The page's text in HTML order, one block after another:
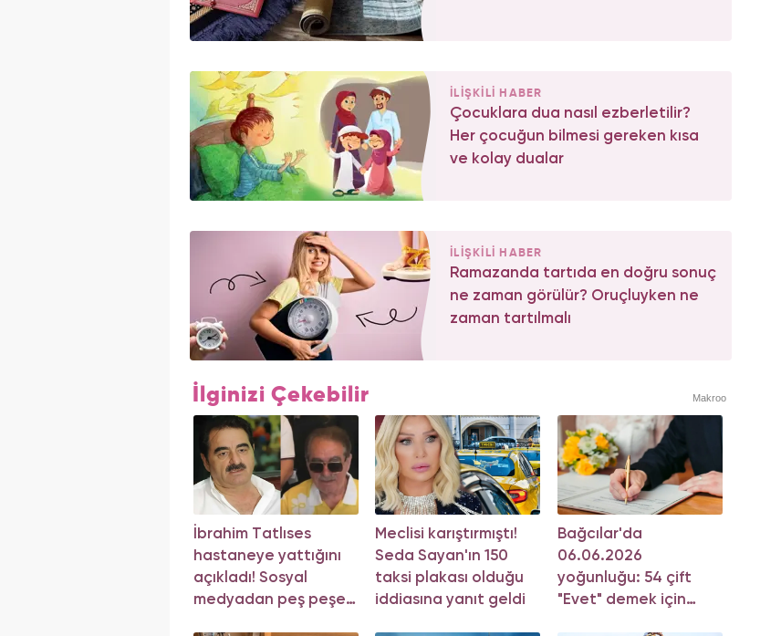
İLİŞKİLİ HABER
Çocuklara dua nasıl ezberletilir?
Her çocuğun bilmesi gereken kısa
ve kolay dualar
İLİŞKİLİ HABER
Ramazanda tartıda en doğru sonuç
ne zaman görülür? Oruçluyken ne
zaman tartılmalı
İlginizi Çekebilir Makroo
İbrahim Tatlıses
hastaneye yattığını
açıkladı! Sosyal
medyadan peş peşe
Meclisi karıştırmıştı!
Seda Sayan'ın 150
taksi plakası olduğu
iddiasına yanıt geldi
Bağcılar'da
06.06.2026
yoğunluğu: 54 çift
"Evet" demek için